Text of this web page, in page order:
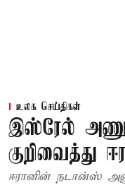
உலக செய்திகள்
இஸ்ரேல்
குறிவைத்து
ஈரானின் நடான்ஸ்